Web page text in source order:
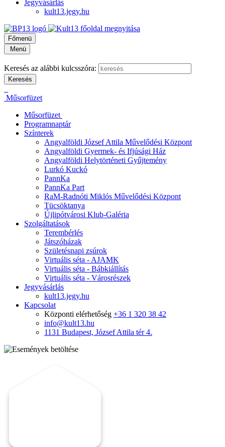
Jegyvásárlás
kult13.jegy.hu
Főmenü
Menü
Keresés az alábbi kulcsszóra:
Műsorfüzet
Műsorfüzet
Programnaptár
Színterek
Angyalföldi József Attila Művelődési Központ
Angyalföldi Gyermek- és Ifjúsági Ház
Angyalföldi Helytörténeti Gyűjtemény
Lurkó Kuckó
PannKa
PannKa Part
RaM-Radnóti Miklós Művelődési Központ
Tücsöktanya
Újlipótvárosi Klub-Galéria
Szolgáltatások
Terembérlés
Játszóházak
Születésnapi zsúrok
Virtuális séta - AJAMK
Virtuális séta - Bábkiállítás
Virtuális séta - Városrészek
Jegyvásárlás
kult13.jegy.hu
Kapcsolat
Központi elérhetőség +36 1 320 38 42
info@kult13.hu
1131 Budapest, József Attila tér 4.